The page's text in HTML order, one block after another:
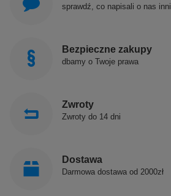
sprawdź, co napisali o nas inni
Bezpieczne zakupy
dbamy o Twoje prawa
Zwroty
Zwroty do 14 dni
Dostawa
Darmowa dostawa od 2000zł